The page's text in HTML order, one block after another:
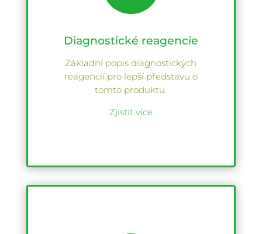
Diagnostické reagencie
Základní popis diagnostických
reagencií pro lepší představu o
tomto produktu.
Zjistit více